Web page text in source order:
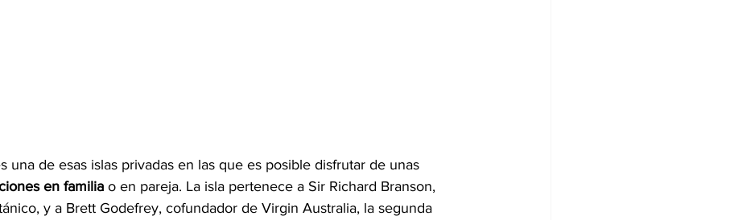
una de esas islas privadas en las que es posible disfrutar de unas
en familia o en pareja. La isla pertenece a Sir Richard Branson,
y a Brett Godefrey, cofundador de Virgin Australia, la segunda